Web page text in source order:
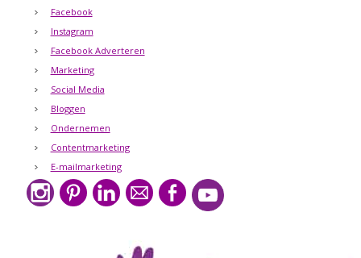
Facebook
Instagram
Facebook Adverteren
Marketing
Social Media
Bloggen
Ondernemen
Contentmarketing
E-mailmarketing